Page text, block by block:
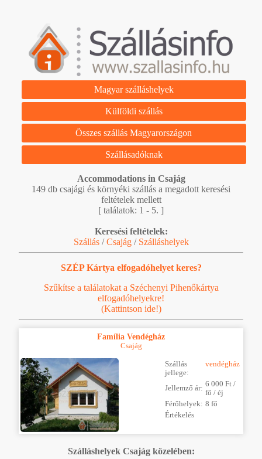
Magyar szálláshelyek
Külföldi szállás
Összes szállás Magyarországon
Szállásadóknak
Accommodations in Csajág
149 db csajági és környéki szállás a megadott keresési
feltételek mellett
[ találatok: 1 - 5. ]
Keresési feltételek:
Szállás/Csajág/ Szálláshelyek
SZÉP Kártya elfogadóhelyet keres?
Szűkítse a találatokat a Széchenyi Pihenőkártya
elfogadóhelyekre!
(Kattintson ide!)
Família Vendégház
Csajág
Szállás
jellege:
vendégház
Jellemző ár: 6 000 Ft /
fő / éj
Férőhelyek: 8 fő
Értékelés
Szálláshelyek Csajág közelében: